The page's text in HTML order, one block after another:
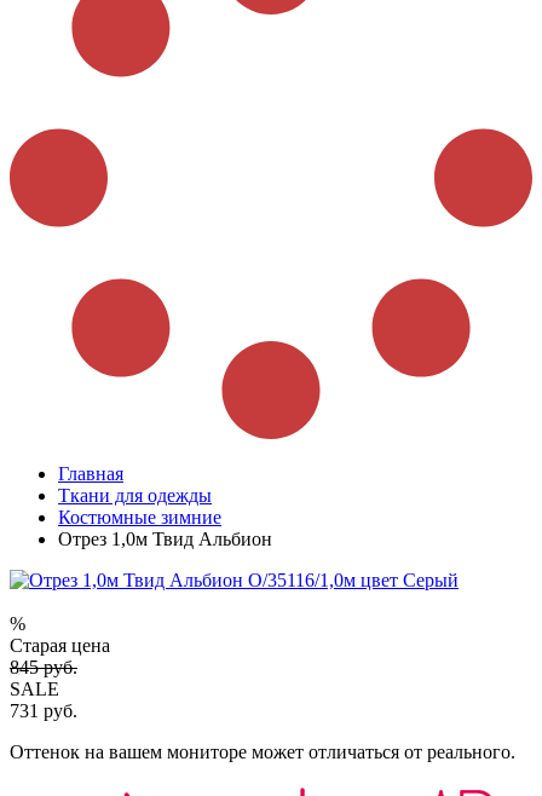
Главная
Ткани для одежды
Костюмные зимние
Отрез 1,0м Твид Альбион
%
Старая цена
845 руб.
SALE
731 руб.
Оттенок на вашем мониторе может отличаться от реального.